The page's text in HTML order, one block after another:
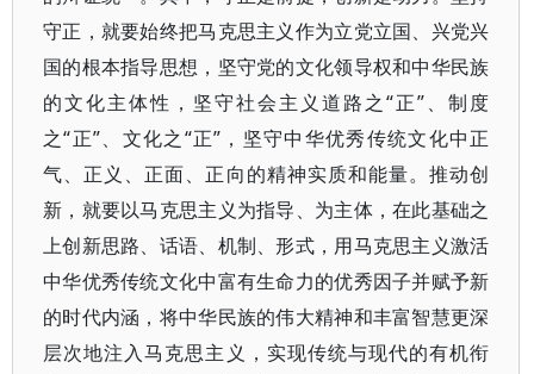
守正，就要始终把马克思主义作为立党立国、兴党兴
国的根本指导思想，坚守党的文化领导权和中华民族
的文化主体性，坚守社会主义道路之“正”、制度
之“正”、文化之“正”，坚守中华优秀传统文化中正
气、正义、正面、正向的精神实质和能量。推动创
新，就要以马克思主义为指导、为主体，在此基础之
上创新思路、话语、机制、形式，用马克思主义激活
中华优秀传统文化中富有生命力的优秀因子并赋予新
的时代内涵，将中华民族的伟大精神和丰富智慧更深
层次地注入马克思主义，实现传统与现代的有机衔